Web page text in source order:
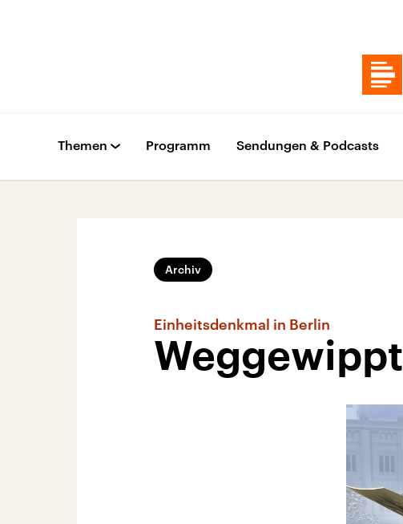
Themen Programm Sendungen & Podcasts
Archiv
Einheitsdenkmal in Berlin
Weggewippt